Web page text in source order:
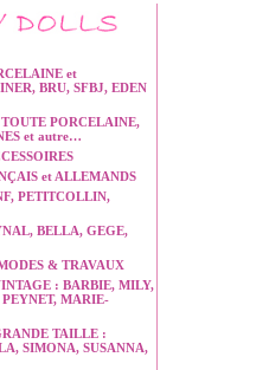
et
BRU, SFBJ, EDEN
PORCELAINE,
et autre…
et ALLEMANDS
PETITCOLLIN,
BELLA, GEGE,
& TRAVAUX
: BARBIE, MILY,
PEYNET, MARIE-
TAILLE :
SIMONA, SUSANNA,